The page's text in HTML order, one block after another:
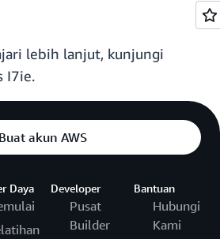
lebih lanjut, kunjungi
I7ie.
Buat akun AWS
Daya Developer
Pusat
Builder
Bantuan
Hubungi
Kami